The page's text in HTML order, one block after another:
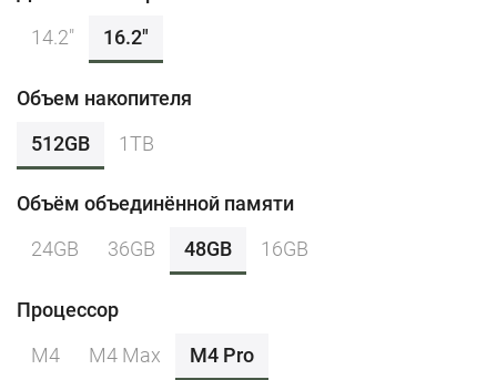
14.2"
16.2"
Объем накопителя
512GB
1TB
Объём объединённой памяти
24GB
36GB 48GB 16GB
Процессор
M4
M4 Max M4 Pro